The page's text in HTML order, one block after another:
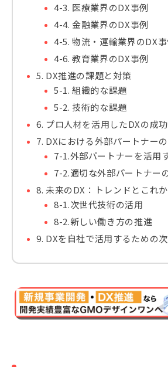
4-3. 医療業界のDX事例
4-4. 金融業界のDX事例
4-5. 物流・運輸業界のDX
4-6. 教育業界のDX事例
5. DX推進の課題と対策
5-1. 組織的な課題
5-2. 技術的な課題
6. プロ人材を活用したDXの成
7. DXにおける外部パートナー
7-1.外部パートナーを活用
7-2.適切な外部パートナー
8. 未来のDX：トレンドとこれ
8-1.次世代技術の活用
8-2.新しい働き方の推進
9. DXを自社で活用するための